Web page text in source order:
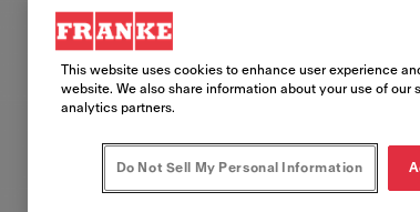
This website uses cookies to enhance user experience
website. We also share information about your use of our
analytics partners.
Do Not Sell My Personal Information